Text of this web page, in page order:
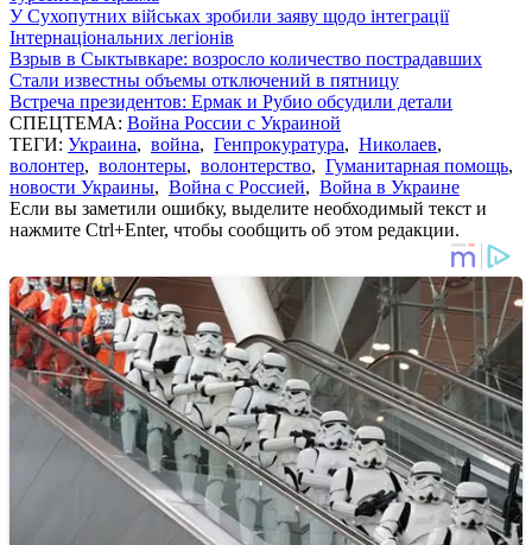
У Сухопутних військах зробили заяву щодо інтеграції
Інтернаціональних легіонів
Взрыв в Сыктывкаре: возросло количество пострадавших
Стали известны объемы отключений в пятницу
Встреча президентов: Ермак и Рубио обсудили детали
СПЕЦТЕМА: Война России с Украиной
ТЕГИ: Украина, война, Генпрокуратура, Николаев,
волонтер, волонтеры, волонтерство, Гуманитарная помощь,
новости Украины, Война с Россией, Война в Украине
Если вы заметили ошибку, выделите необходимый текст и
нажмите Ctrl+Enter, чтобы сообщить об этом редакции.